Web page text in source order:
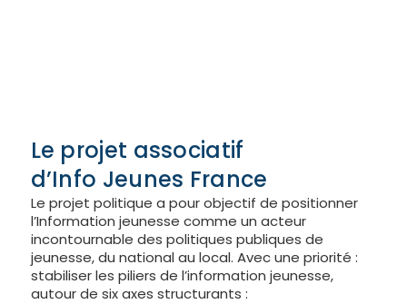
Le projet associatif
d’Info Jeunes France
Le projet politique a pour objectif de positionner
l’Information jeunesse comme un acteur
incontournable des politiques publiques de
jeunesse, du national au local. Avec une priorité :
stabiliser les piliers de l’information jeunesse,
autour de six axes structurants :